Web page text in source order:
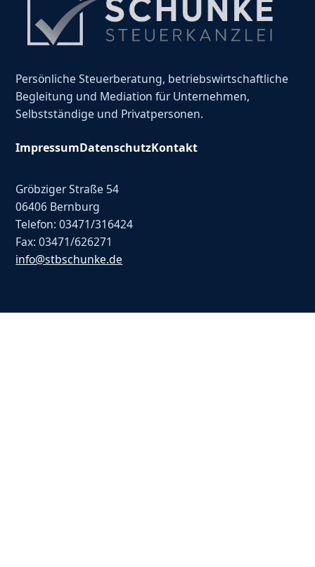
Persönliche Steuerberatung, betriebswirtschaftliche
Begleitung und Mediation für Unternehmen,
Selbstständige und Privatpersonen.
ImpressumDatenschutzKontakt
Gröbziger Straße 54
06406 Bernburg
Telefon: 03471/316424
Fax: 03471/626271
info@stbschunke.de